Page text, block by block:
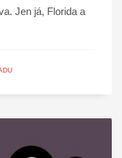
Jen já, Florida a